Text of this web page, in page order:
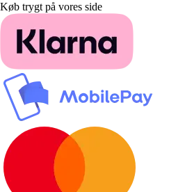
Køb trygt på vores side